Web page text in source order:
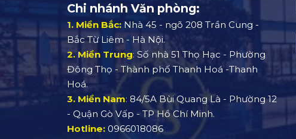
Chi nhánh Văn phòng:
1. Miền Bắc: Nhà 45 - ngõ 208 Trần Cung -
Bắc Từ Liêm - Hà Nội.
2. Miền Trung: Số nhà 51 Thọ Hạc - Phường
Đông Thọ - Thành phố Thanh Hoá -Thanh
Hoá.
3. Miền Nam: 84/5A Bùi Quang Là - Phường 12
- Quận Gò Vấp - TP Hồ Chí Minh.
Hotline: 0966018086